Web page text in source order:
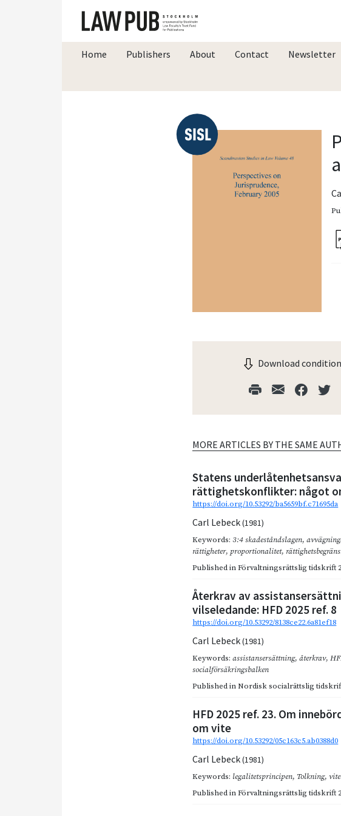
Home Publishers About Contact Newsletter
Download
MORE ARTICLES BY THE SAME
Statens
rättighetskonflikter: något
https://doi.org/10.53292/ba5659bf.c71695da
Carl Lebeck(1981)
Keywords:3:4 skadeståndslagen,
rättigheter, proportionalitet,
Published inFörvaltningsrättslig tidskrift
Återkrav av
vilseledande: HFD 2025 ref. 8
https://doi.org/10.53292/8138ce22.6a81ef18
Carl Lebeck(1981)
Keywords:assistansersättning,återkrav,
socialförsäkringsbalken
Published inNordisk socialrättslig
HFD 2025 ref. 23. Om
om vite
https://doi.org/10.53292/05c163c5.ab0388d0
Carl Lebeck(1981)
Keywords: legalitetsprincipen, Tolkning,
Published inFörvaltningsrättslig tidskrift